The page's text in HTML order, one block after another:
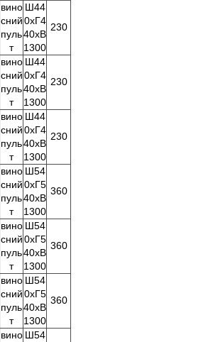
вино
сний
пуль
т
Ш44
0хГ4
40хВ
1300
230
вино
сний
пуль
т
Ш44
0хГ4
40хВ
1300
230
вино
сний
пуль
т
Ш44
0хГ4
40хВ
1300
230
вино
сний
пуль
т
Ш54
0хГ5
40хВ
1300
360
вино
сний
пуль
т
Ш54
0хГ5
40хВ
1300
360
вино
сний
пуль
т
Ш54
0хГ5
40хВ
1300
360
вино Ш54